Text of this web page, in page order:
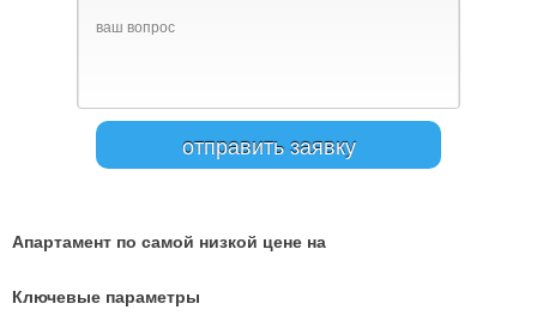
Апартамент по самой низкой цене на
Ключевые параметры